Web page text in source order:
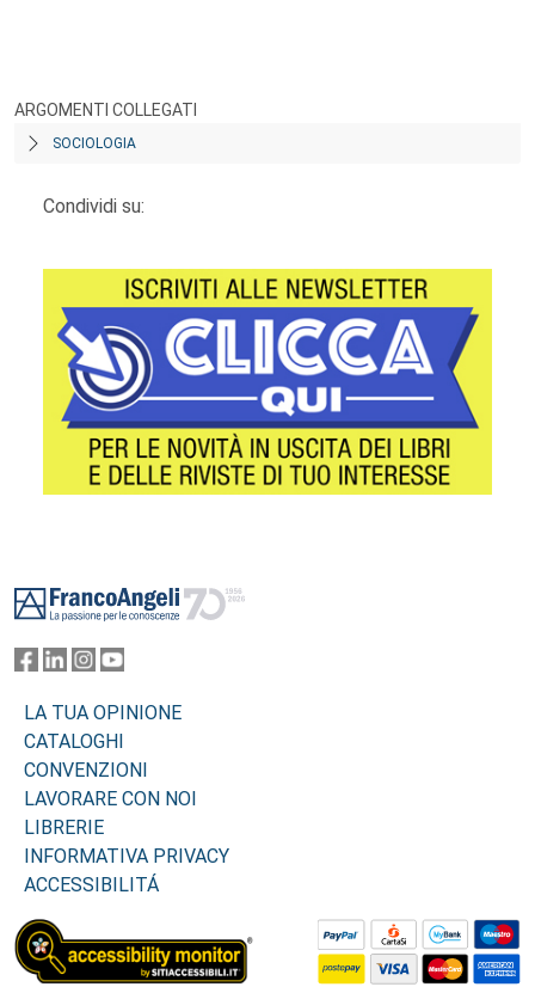
ARGOMENTI COLLEGATI
SOCIOLOGIA
Condividi su:
LA TUA OPINIONE
CATALOGHI
CONVENZIONI
LAVORARE CON NOI
LIBRERIE
INFORMATIVA PRIVACY
ACCESSIBILITÁ